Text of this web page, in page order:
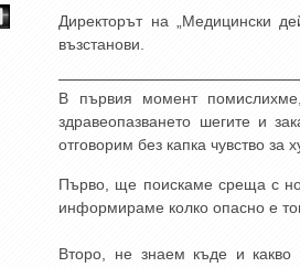
Директорът на „Медицински
възстанови.
В първия момент
здравеопазването шегите и
отговорим без капка чувство за
Първо, ще поискаме среща с
информираме колко опасно е
Второ, не знаем къде и какво